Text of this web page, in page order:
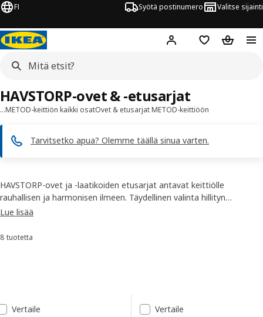
FI Syötä postinumero Valitse sijainti
Hej! Kirjaudu sisään
Suosikit
…METOD-keittiön kaikki osatOvet & etusarjat METOD-keittiöön
Tarvitsetko apua? Olemme täällä sinua varten.
HAVSTORP-ovet & -etusarjat
HAVSTORP-ovet ja -laatikoiden etusarjat antavat keittiölle
rauhallisen ja harmonisen ilmeen. Täydellinen valinta hillityn
moderniin keittiöön. Sileä, lakattu ja saumaton pinta kestää hyvin
Lue lisää
Lajittele ja suodata
8 tuotetta
Tulosluettelo
Vertaile Vertaile